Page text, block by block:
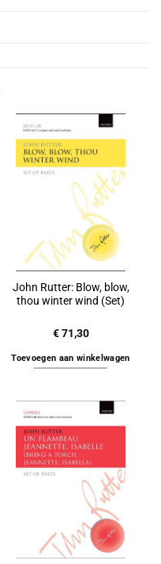
John Rutter: Blow, blow,
thou winter wind (Set)
€71,30
Toevoegen aan winkelwagen